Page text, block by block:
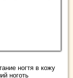
ногтя в кожу
ноготь